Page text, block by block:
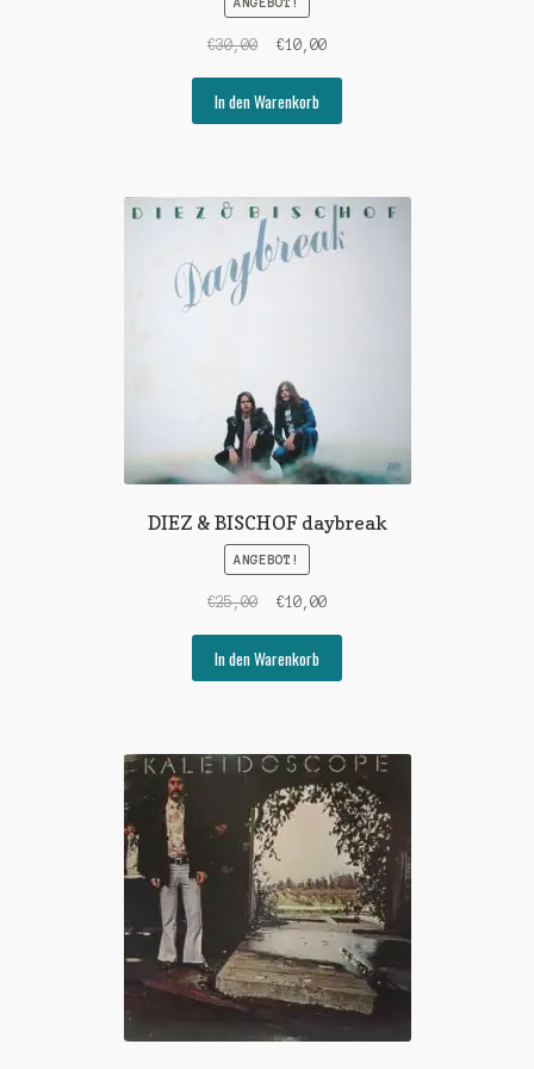
€30,00
Ursprünglicher
war:
€30,00
€10,00Aktueller
€10,00.
In den Warenkorb
DIEZ & BISCHOF daybreak
ANGEBOT!
€25,00
Ursprünglicher
war:
€25,00
€10,00Aktueller
€10,00.
In den Warenkorb